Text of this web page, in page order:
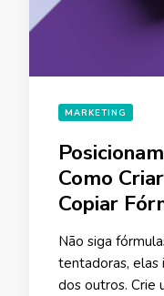
MARKETING
Como
Copiar
Não siga
tentadoras, elas
dos outros. Crie